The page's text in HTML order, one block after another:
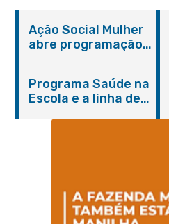
Ação Social Mulher
abre programação
serviços gratuitos e
orientações
Programa Saúde na
Escola e a linha de
Magalhães Seabra